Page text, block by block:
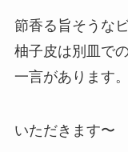
節香る旨そうな
柚子皮は別皿で
一言があります。
いただきます〜